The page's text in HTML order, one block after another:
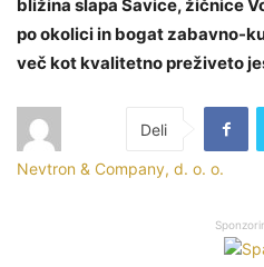
bližina slapa Savice, žičnice
po okolici in bogat zabavno-
več kot kvalitetno preživeto
Nevtron & Company, d. o. o.